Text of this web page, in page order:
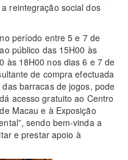
reintegração social dos
período entre 5 e 7 de
público das 15H00 às
às 18H00 nos dias 6 e 7 de
de compra efectuada
barracas de jogos, pode
acesso gratuito ao Centro
Macau e à Exposição
sendo bem-vinda a
e prestar apoio à